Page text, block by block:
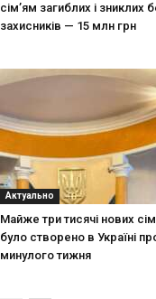
сім’ям загиблих і зниклих
захисників — 15 млн грн
Актуально
Майже три тисячі нових
було створено в Україні
минулого тижня